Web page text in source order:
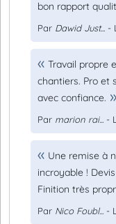
bon rapport
Par Dawid Just... -
Travail propre
chantiers. Pro et
avec confiance.
Par marion rai... -
Une remise à
incroyable !
Finition très
Par Nico Foubl... -